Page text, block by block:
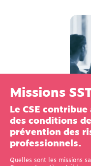
Missions
Le CSE
des conditions
prévention des
professionnels.
Quelles sont les missions